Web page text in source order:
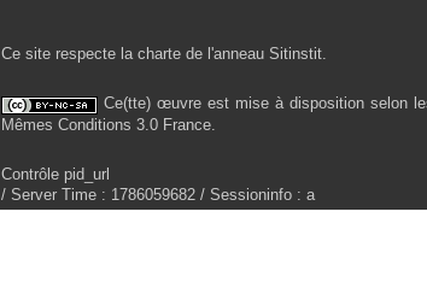
Ce site respecte la charte de l'anneau Sitinstit.
Ce(tte) œuvre est mise à disposition selon
Mêmes Conditions 3.0 France.
Contrôle pid_url
/ Server Time : 1786059682 / Sessioninfo : a